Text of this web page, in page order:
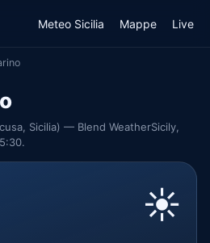
Meteo Sicilia Mappe Live
Sicilia) — Blend WeatherSicily,
☀️